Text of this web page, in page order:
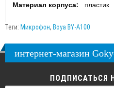
Материал корпуса:
пластик.
Теги: Микрофон, Boya BY-A100
интернет-магазин
ПОДПИСАТЬСЯ